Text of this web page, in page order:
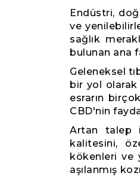
Endüstri,
ve
sağlık
bulunan ana
Geleneksel
bir yol olarak
esrarın
CBD'nin
Artan talep
kalitesini,
kökenleri ve
aşılanmış